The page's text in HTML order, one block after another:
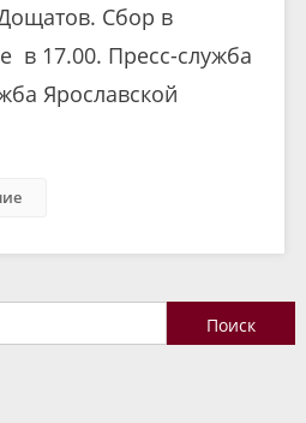
Сбор в
в 17.00. Пресс-служба
Ярославской
Найти: